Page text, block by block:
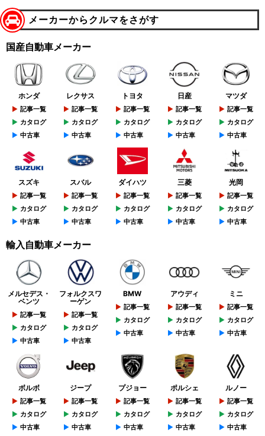
メーカーからクルマをさがす
国産自動車メーカー
ホンダ
記事一覧
カタログ
中古車
レクサス
記事一覧
カタログ
中古車
トヨタ
記事一覧
カタログ
中古車
日産
記事一覧
カタログ
中古車
マツダ
記事一覧
カタログ
中古車
スズキ
記事一覧
カタログ
中古車
スバル
記事一覧
カタログ
中古車
ダイハツ
記事一覧
カタログ
中古車
三菱
記事一覧
カタログ
中古車
光岡
記事一覧
カタログ
中古車
輸入自動車メーカー
メルセデス・
ベンツ
記事一覧
カタログ
中古車
フォルクスワ
ーゲン
記事一覧
カタログ
中古車
BMW
記事一覧
カタログ
中古車
アウディ
記事一覧
カタログ
中古車
ミニ
記事一覧
カタログ
中古車
ボルボ
記事一覧
カタログ
中古車
ジープ
記事一覧
カタログ
中古車
プジョー
記事一覧
カタログ
中古車
ポルシェ
記事一覧
カタログ
中古車
ルノー
記事一覧
カタログ
中古車